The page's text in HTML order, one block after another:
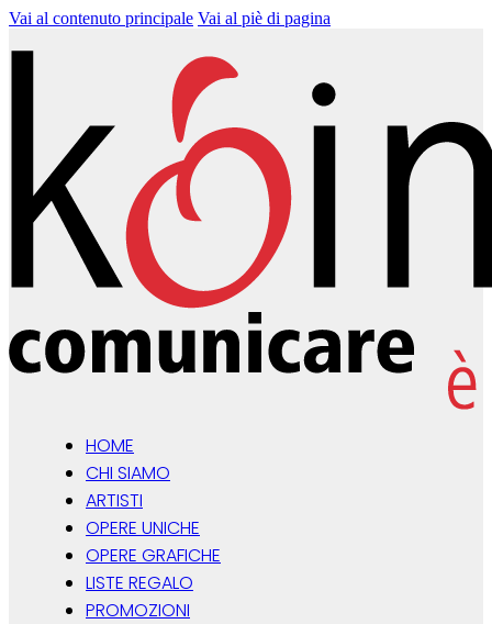
Vai al contenuto principale Vai al piè di pagina
HOME
CHI SIAMO
ARTISTI
OPERE UNICHE
OPERE GRAFICHE
LISTE REGALO
PROMOZIONI